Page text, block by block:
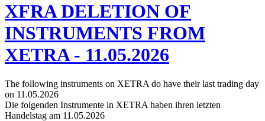
XFRA DELETION OF
INSTRUMENTS FROM
XETRA - 11.05.2026
The following instruments on XETRA do have their last trading day
on 11.05.2026
Die folgenden Instrumente in XETRA haben ihren letzten
Handelstag am 11.05.2026